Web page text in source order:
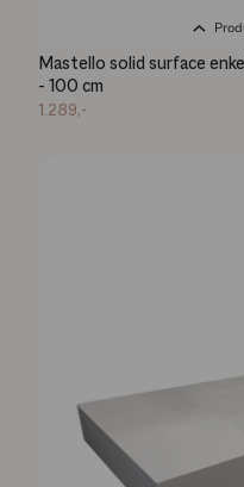
Mastello solid surface
- 100 cm
1.289,-